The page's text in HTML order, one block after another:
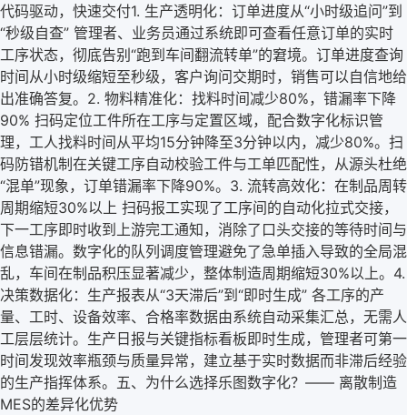
代码驱动，快速交付1. 生产透明化：订单进度从“小时级追问”到
“秒级自查” 管理者、业务员通过系统即可查看任意订单的实时
工序状态，彻底告别“跑到车间翻流转单”的窘境。订单进度查询
时间从小时级缩短至秒级，客户询问交期时，销售可以自信地给
出准确答复。 2. 物料精准化：找料时间减少80%，错漏率下降
90% 扫码定位工件所在工序与定置区域，配合数字化标识管
理，工人找料时间从平均15分钟降至3分钟以内，减少80%。扫
码防错机制在关键工序自动校验工件与工单匹配性，从源头杜绝
“混单”现象，订单错漏率下降90%。 3. 流转高效化：在制品周转
周期缩短30%以上 扫码报工实现了工序间的自动化拉式交接，
下一工序即时收到上游完工通知，消除了口头交接的等待时间与
信息错漏。数字化的队列调度管理避免了急单插入导致的全局混
乱，车间在制品积压显著减少，整体制造周期缩短30%以上。 4.
决策数据化：生产报表从“3天滞后”到“即时生成” 各工序的产
量、工时、设备效率、合格率数据由系统自动采集汇总，无需人
工层层统计。生产日报与关键指标看板即时生成，管理者可第一
时间发现效率瓶颈与质量异常，建立基于实时数据而非滞后经验
的生产指挥体系。 五、为什么选择乐图数字化？—— 离散制造
MES的差异化优势